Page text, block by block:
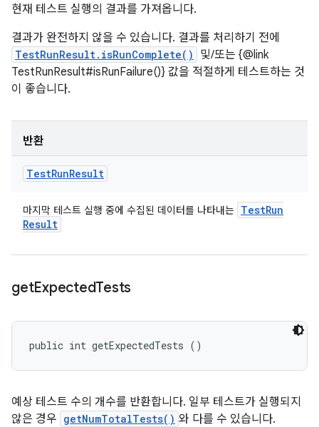
현재 테스트 실행의 결과를 가져옵니다.
결과가 완전하지 않을 수 있습니다. 결과를 처리하기 전에
TestRunResult.isRunComplete()
및/또는 {@link
TestRunResult#isRunFailure()} 값을 적절하게 테스트하는 것
이 좋습니다.
반환
TestRunResult
마지막 테스트 실행 중에 수집된 데이터를 나타내는 TestRun
Result
getExpectedTests
public int getExpectedTests ()
예상 테스트 수의 개수를 반환합니다. 일부 테스트가 실행되지
않은 경우 getNumTotalTests() 와 다를 수 있습니다.